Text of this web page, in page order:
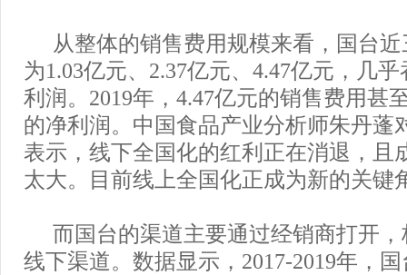
从整体的销售费用规模来看，国台
为1.03亿元、2.37亿元、4.47亿元，几
利润。2019年，4.47亿元的销售费用甚
的净利润。中国食品产业分析师朱丹蓬
表示，线下全国化的红利正在消退，且
太大。目前线上全国化正成为新的关键
而国台的渠道主要通过经销商打开
线下渠道。数据显示，2017-2019年，